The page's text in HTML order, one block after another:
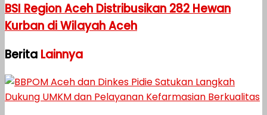
BSI Region Aceh Distribusikan 282 Hewan
Kurban di Wilayah Aceh
Berita Lainnya